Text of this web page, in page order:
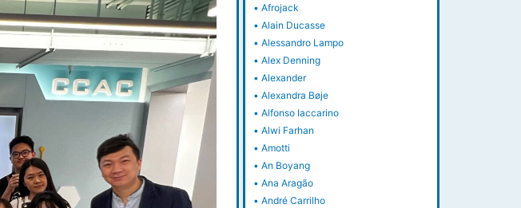
•Afrojack
•Alain Ducasse
•Alessandro Lampo
•Alex Denning
•Alexander
•Alexandra Bøje
•Alfonso Iaccarino
•Alwi Farhan
•Amotti
•An Boyang
•Ana Aragão
•André Carrilho